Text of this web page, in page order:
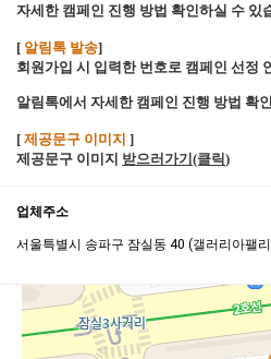
자세한 캠페인 진행 방법 확인하실 수 있
[ 알림톡 발송]
회원가입 시 입력한 번호로 캠페인 선정
알림톡에서 자세한 캠페인 진행 방법 확
[ 제공문구 이미지 ]
제공문구 이미지 받으러가기(클릭)
업체주소
서울특별시 송파구 잠실동 40 (갤러리아팰